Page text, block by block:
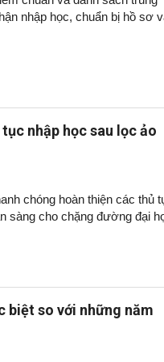
nhập học, chuẩn bị hồ sơ
nhập học sau lọc ảo
chóng hoàn thiện các thủ
sàng cho chặng đường đại
biệt so với những năm